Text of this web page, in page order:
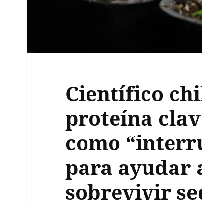
Científico
proteína
como
para ayudar
sobrevivir